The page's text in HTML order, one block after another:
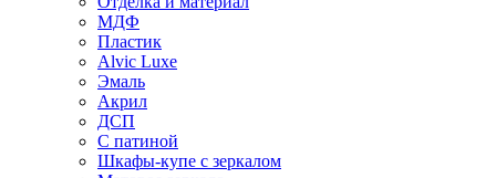
МДФ
Пластик
Alvic Luxe
Эмаль
Акрил
ДСП
С патиной
Шкафы-купе с зеркалом